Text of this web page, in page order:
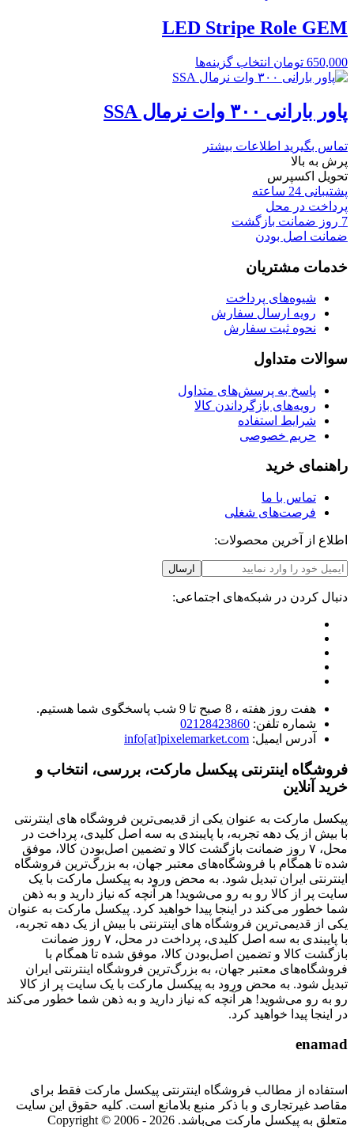
LED Stripe Role GEM
650,000 تومان انتخاب گزینه‌ها
پاور بارانی ۳۰۰ وات نرمال SSA
تماس بگیرید اطلاعات بیشتر
پرش به بالا
تحویل اکسپرس
پشتیبانی 24 ساعته
پرداخت در محل
7 روز ضمانت بازگشت
ضمانت اصل بودن
خدمات مشتریان
شیوه‌های پرداخت
رویه ارسال سفارش
نحوه ثبت سفارش
سوالات متداول
پاسخ به پرسش‌های متداول
رویه‌های بازگرداندن کالا
شرایط استفاده
حریم خصوصی
راهنمای خرید
تماس با ما
فرصت‌های شغلی
اطلاع از آخرین محصولات:
ارسال
دنبال کردن در شبکه‌های اجتماعی:
هفت روز هفته ، 8 صبح تا 9 شب پاسخگوی شما هستیم.
شماره تلفن: 02128423860
آدرس ایمیل: info[at]pixelemarket.com
فروشگاه اینترنتی پیکسل مارکت، بررسی، انتخاب و
خرید آنلاین
پیکسل مارکت به عنوان یکی از قدیمی‌ترین فروشگاه های اینترنتی
با بیش از یک دهه تجربه، با پایبندی به سه اصل کلیدی، پرداخت در
محل، ۷ روز ضمانت بازگشت کالا و تضمین اصل‌بودن کالا، موفق
شده تا همگام با فروشگاه‌های معتبر جهان، به بزرگ‌ترین فروشگاه
اینترنتی ایران تبدیل شود. به محض ورود به پیکسل مارکت با یک
سایت پر از کالا رو به رو می‌شوید! هر آنچه که نیاز دارید و به ذهن
شما خطور می‌کند در اینجا پیدا خواهید کرد. پیکسل مارکت به عنوان
یکی از قدیمی‌ترین فروشگاه های اینترنتی با بیش از یک دهه تجربه،
با پایبندی به سه اصل کلیدی، پرداخت در محل، ۷ روز ضمانت
بازگشت کالا و تضمین اصل‌بودن کالا، موفق شده تا همگام با
فروشگاه‌های معتبر جهان، به بزرگ‌ترین فروشگاه اینترنتی ایران
تبدیل شود. به محض ورود به پیکسل مارکت با یک سایت پر از کالا
رو به رو می‌شوید! هر آنچه که نیاز دارید و به ذهن شما خطور می‌کند
در اینجا پیدا خواهید کرد.
enamad
استفاده از مطالب فروشگاه اینترنتی پیکسل مارکت فقط برای
مقاصد غیرتجاری و با ذکر منبع بلامانع است. کلیه حقوق این سایت
متعلق به پیکسل مارکت می‌باشد. Copyright © 2006 - 2026